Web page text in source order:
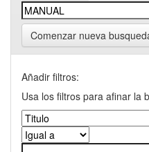
Comenzar nueva
Añadir filtros:
Usa los filtros para afinar la